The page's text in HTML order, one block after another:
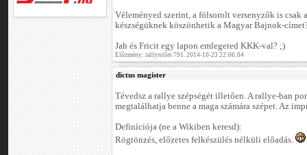
Véleményed szerint, a fölsorolt versenyzők is
készségüknek köszönhetik a Magyar Bajnok-
Jah és Fricit egy lapon emlegeted KKK-val? ;)
Előzmény: rallyroller 791. 2014-10-23 22:06:04
dictus magister
Tévedsz a rallye szépségét illetően. A rallye-ban
megtalálhatja benne a maga számára szépet. Az
Definíciója (ne a Wikiben keresd):
Rögtönzés, előzetes felkészülés nélküli előadás.